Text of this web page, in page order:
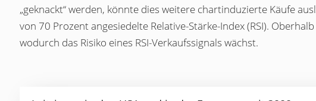
„geknackt“ werden, könnte dies weitere chartinduzierte Käufe
von 70 Prozent angesiedelte Relative-Stärke-Index (RSI).
wodurch das Risiko eines RSI-Verkaufssignals wächst.